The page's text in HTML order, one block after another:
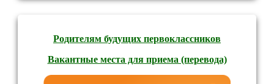
Родителям будущих первоклассников
Вакантные места для приема (перевода)